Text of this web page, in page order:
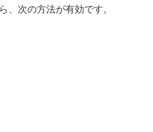
、次の方法が有効です。